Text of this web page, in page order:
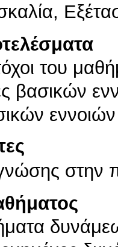
του
βασικών
στην